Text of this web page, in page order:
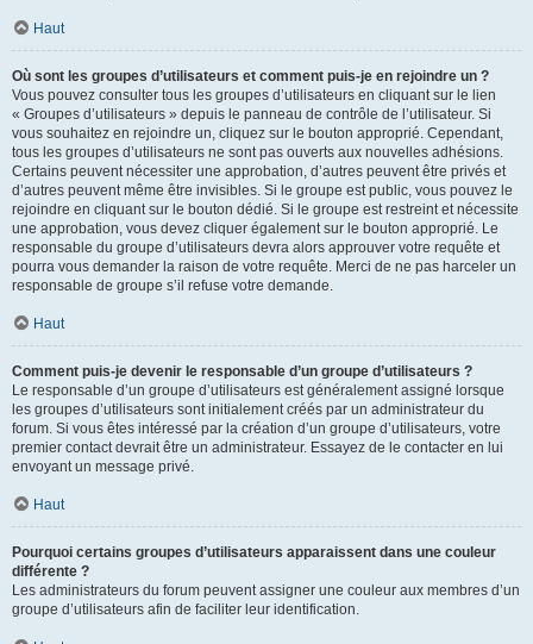
Haut
Où sont les groupes d’utilisateurs et comment puis-je en rejoindre un ?
Vous pouvez consulter tous les groupes d’utilisateurs en cliquant sur le lien
« Groupes d’utilisateurs » depuis le panneau de contrôle de l’utilisateur. Si
vous souhaitez en rejoindre un, cliquez sur le bouton approprié. Cependant,
tous les groupes d’utilisateurs ne sont pas ouverts aux nouvelles adhésions.
Certains peuvent nécessiter une approbation, d’autres peuvent être privés et
d’autres peuvent même être invisibles. Si le groupe est public, vous pouvez le
rejoindre en cliquant sur le bouton dédié. Si le groupe est restreint et nécessite
une approbation, vous devez cliquer également sur le bouton approprié. Le
responsable du groupe d’utilisateurs devra alors approuver votre requête et
pourra vous demander la raison de votre requête. Merci de ne pas harceler un
responsable de groupe s’il refuse votre demande.
Haut
Comment puis-je devenir le responsable d’un groupe d’utilisateurs ?
Le responsable d’un groupe d’utilisateurs est généralement assigné lorsque
les groupes d’utilisateurs sont initialement créés par un administrateur du
forum. Si vous êtes intéressé par la création d’un groupe d’utilisateurs, votre
premier contact devrait être un administrateur. Essayez de le contacter en lui
envoyant un message privé.
Haut
Pourquoi certains groupes d’utilisateurs apparaissent dans une couleur
différente ?
Les administrateurs du forum peuvent assigner une couleur aux membres d’un
groupe d’utilisateurs afin de faciliter leur identification.